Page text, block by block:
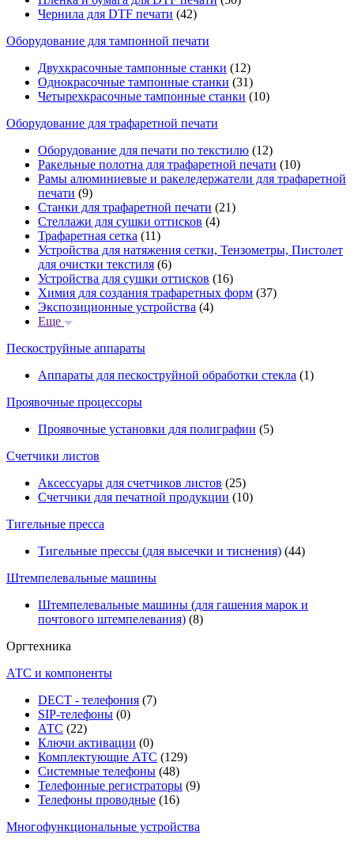
Чернила для DTF печати (42)
Оборудование для тампонной печати
Двухкрасочные тампонные станки (12)
Однокрасочные тампонные станки (31)
Четырехкрасочные тампонные станки (10)
Оборудование для трафаретной печати
Оборудование для печати по текстилю (12)
Ракельные полотна для трафаретной печати (10)
Рамы алюминиевые и ракеледержатели для трафаретной
печати (9)
Станки для трафаретной печати (21)
Стеллажи для сушки оттисков (4)
Трафаретная сетка (11)
Устройства для натяжения сетки, Тензометры, Пистолет
для очистки текстиля (6)
Устройства для сушки оттисков (16)
Химия для создания трафаретных форм (37)
Экспозиционные устройства (4)
Еще
Пескоструйные аппараты
Аппараты для пескоструйной обработки стекла (1)
Проявочные процессоры
Проявочные установки для полиграфии (5)
Счетчики листов
Аксессуары для счетчиков листов (25)
Счетчики для печатной продукции (10)
Тигельные пресса
Тигельные прессы (для высечки и тиснения) (44)
Штемпелевальные машины
Штемпелевальные машины (для гашения марок и
почтового штемпелевания) (8)
Оргтехника
АТС и компоненты
DECT - телефония (7)
SIP-телефоны (0)
АТС (22)
Ключи активации (0)
Комплектующие АТС (129)
Системные телефоны (48)
Телефонные регистраторы (9)
Телефоны проводные (16)
Многофункциональные устройства